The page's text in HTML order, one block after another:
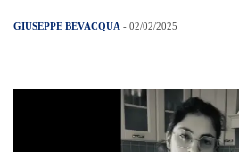
GIUSEPPE BEVACQUA - 02/02/2025